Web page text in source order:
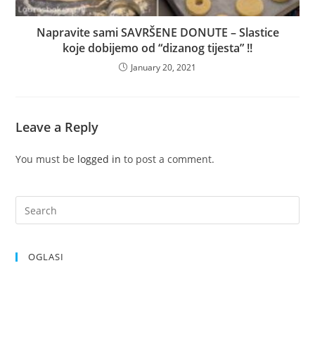
Napravite sami SAVRŠENE DONUTE – Slastice
koje dobijemo od “dizanog tijesta” !!
January 20, 2021
Leave a Reply
You must be logged in to post a comment.
OGLASI